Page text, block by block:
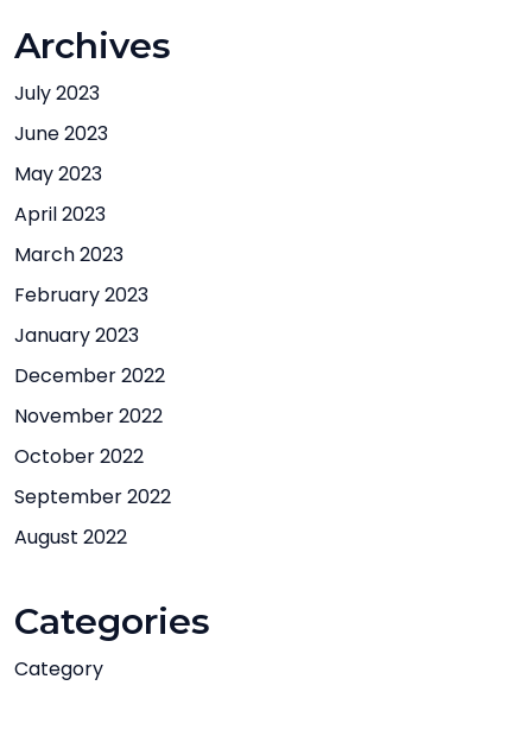
Archives
July 2023
June 2023
May 2023
April 2023
March 2023
February 2023
January 2023
December 2022
November 2022
October 2022
September 2022
August 2022
Categories
Category